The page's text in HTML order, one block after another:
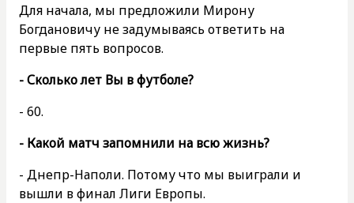
Для начала, мы предложили Мирону
Богдановичу не задумываясь ответить на
первые пять вопросов.
- Сколько лет Вы в футболе?
- 60.
- Какой матч запомнили на всю жизнь?
- Днепр-Наполи. Потому что мы выиграли и
вышли в финал Лиги Европы.